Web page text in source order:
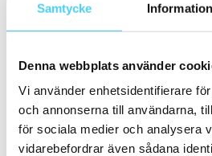
Samtycke Information
Denna webbplats använder
Vi använder enhetsidentifierare
och annonserna till användarna,
för sociala medier och analysera
vidarebefordrar även sådana
Kategori
Kakel & Klinker(3)
Värmegolv
st
Sortera